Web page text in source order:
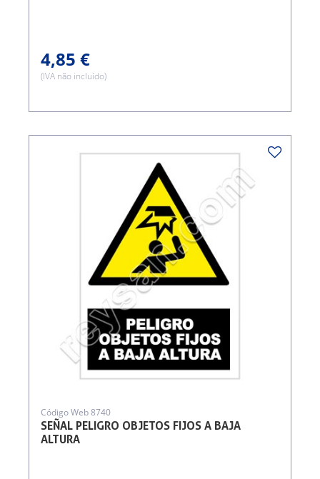
4,85 €
(IVA não incluído)
SEÑAL PELIGRO OBJETOS FIJOS A BAJA
ALTURA
Código Web 8740